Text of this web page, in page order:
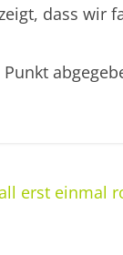
dass wir
erst einmal